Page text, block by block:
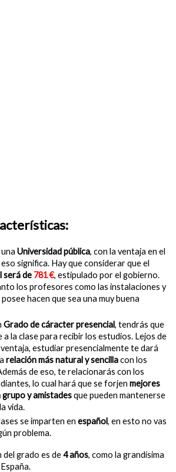
Universidad pública, con la ventaja en el
significa. Hay que considerar que el
será de 781 €, estipulado por el gobierno.
los profesores como las instalaciones y
hacen que sea una muy buena
Grado de cáracter presencial, tendrás que
a la clase para recibir los estudios. Lejos de
estudiar presencialmente te dará
relación más natural y sencillacon los
de eso, te relacionarás con los
lo cual hará que se forjen mejores
y amistadesque pueden mantenerse
vida.
se imparten en español, en esto no vas
problema.
del grado es de4 años, como la grandísima